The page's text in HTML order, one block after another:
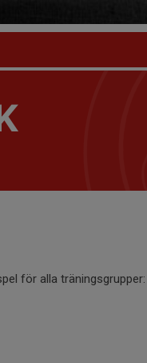
för alla träningsgrupper: